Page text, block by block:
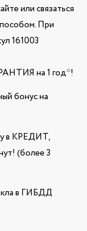
или связаться
При
161003
на 1 год*!
бонус на
в КРЕДИТ,
(более 3
в ГИБДД